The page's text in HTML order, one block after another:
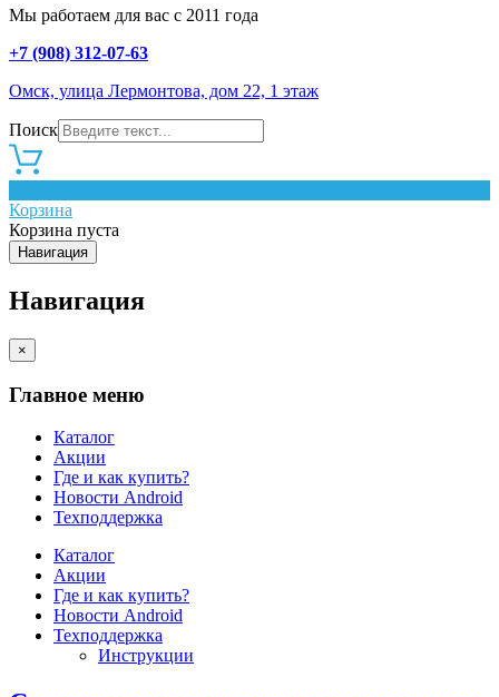
Мы работаем для вас с 2011 года
+7 (908) 312-07-63
Омск, улица Лермонтова, дом 22, 1 этаж
Поиск
Корзина
Корзина пуста
Навигация
Навигация
×
Главное меню
Каталог
Акции
Где и как купить?
Новости Android
Техподдержка
Каталог
Акции
Где и как купить?
Новости Android
Техподдержка
Инструкции